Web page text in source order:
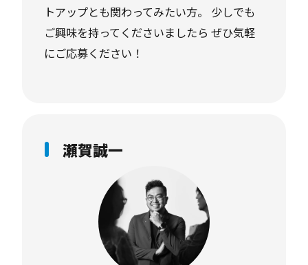
トアップとも関わってみたい方。 少しでも
ご興味を持ってくださいましたら ぜひ気軽
にご応募ください！
瀬賀誠一